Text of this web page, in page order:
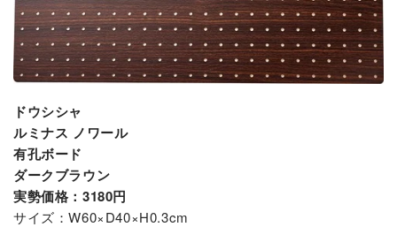
ドウシシャ
ルミナス ノワール
有孔ボード
ダークブラウン
実勢価格：3180円
サイズ：W60×D40×H0.3cm